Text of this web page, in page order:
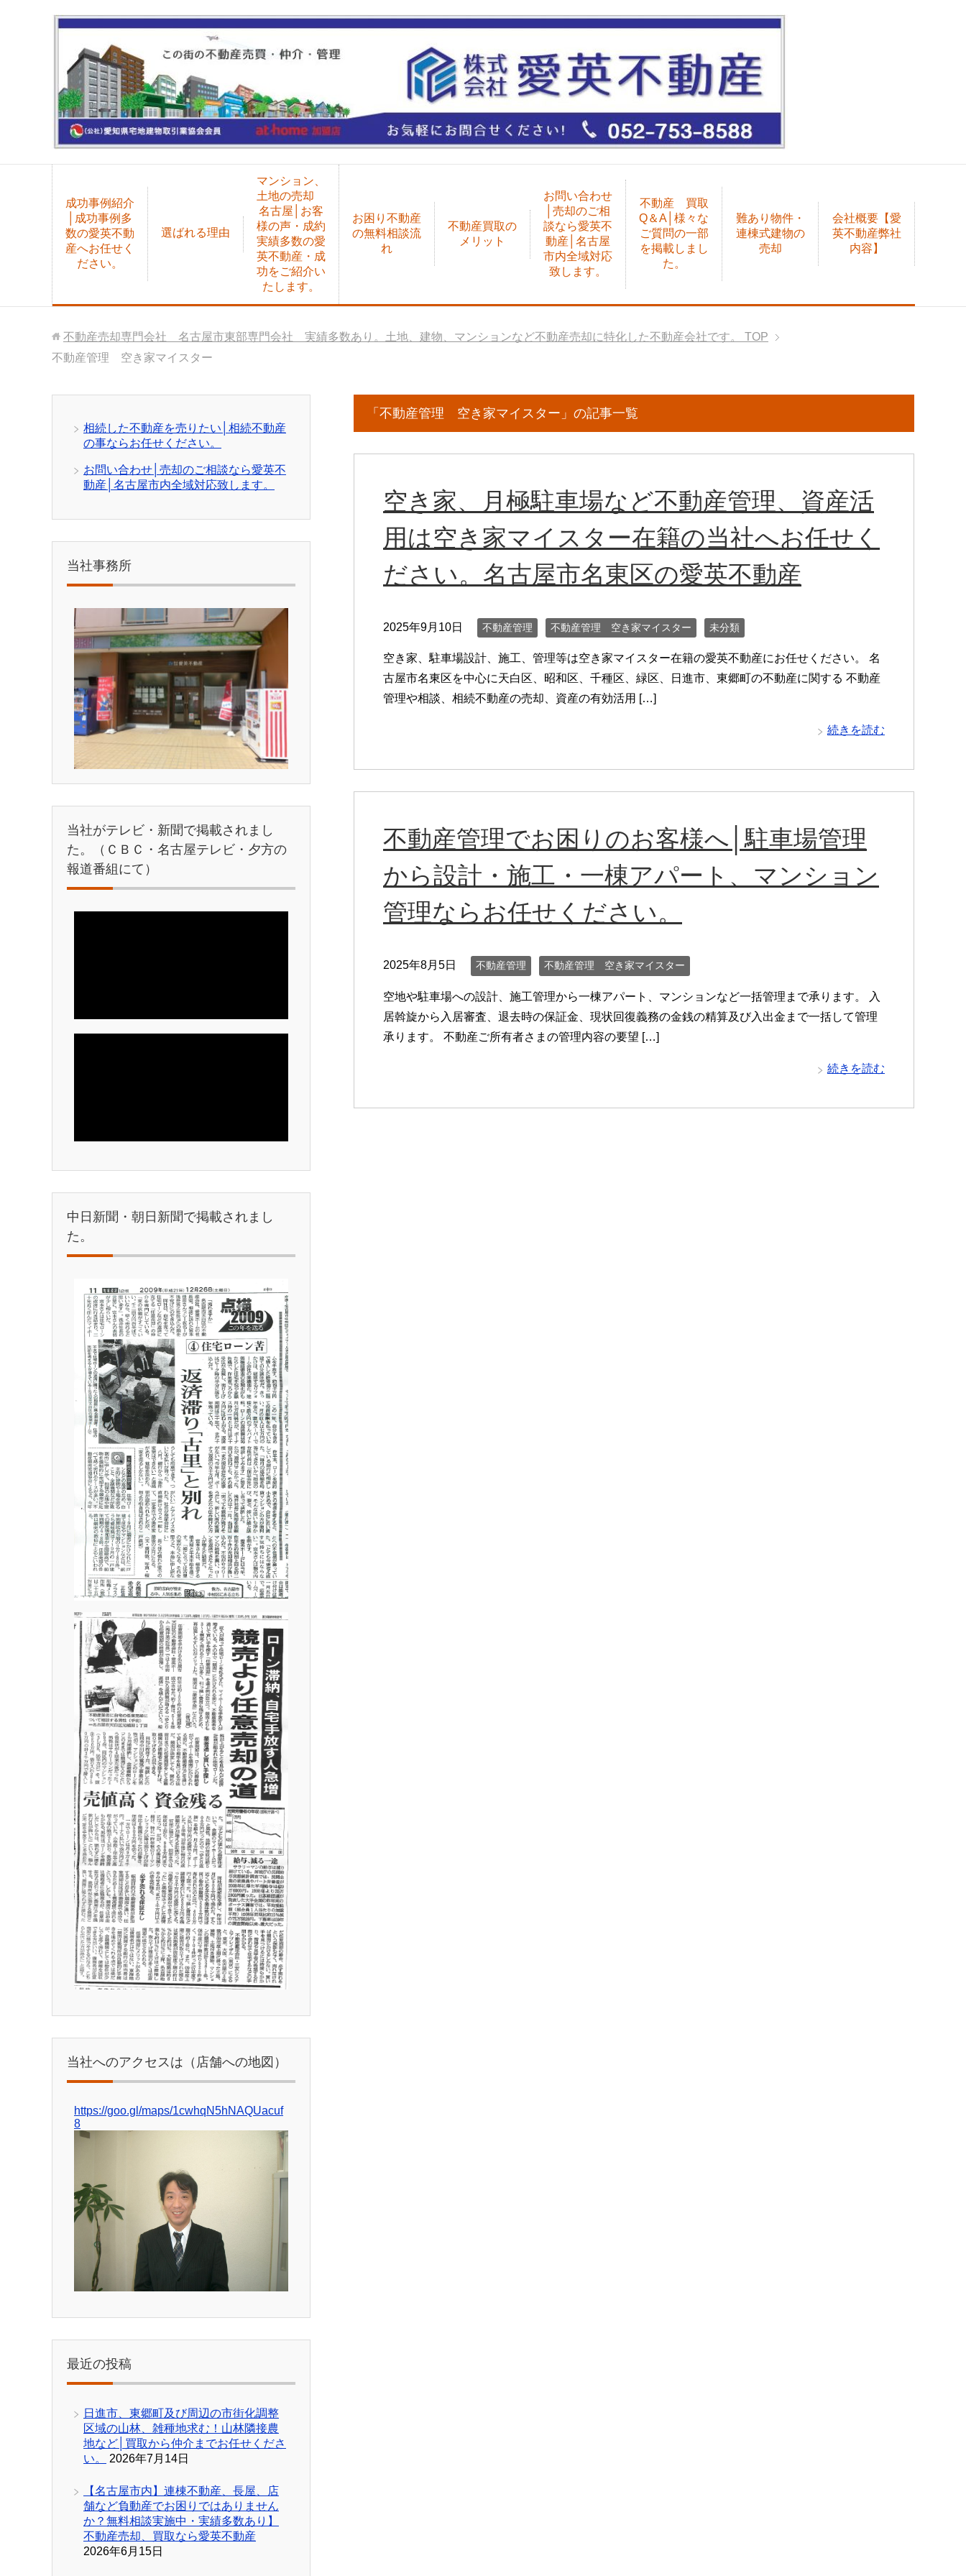
成功事例紹介
│成功事例多
数の愛英不動
産へお任せく
ださい。
選ばれる理由
マンション、
土地の売却
名古屋│お客
様の声・成約
実績多数の愛
英不動産・成
功をご紹介い
たします。
お困り不動産
の無料相談流
れ
不動産買取の
メリット
お問い合わせ
│売却のご相
談なら愛英不
動産│名古屋
市内全域対応
致します。
不動産 買取
Q＆A│様々な
ご質問の一部
を掲載しまし
た。
難あり物件・
連棟式建物の
売却
会社概要【愛
英不動産弊社
内容】
不動産売却専門会社 名古屋市東部専門会社 実績多数あり。土地、建物、マンションなど不動産売却に特化した不動産会社です。
TOP
不動産管理 空き家マイスター
「不動産管理 空き家マイスター」の記事一覧
空き家、月極駐車場など不動産管理、資産活
用は空き家マイスター在籍の当社へお任せく
ださい。名古屋市名東区の愛英不動産
2025年9月10日 不動産管理 不動産管理 空き家マイスター 未分類
空き家、駐車場設計、施工、管理等は空き家マイスター在籍の愛英不動産にお任せください。 名
古屋市名東区を中心に天白区、昭和区、千種区、緑区、日進市、東郷町の不動産に関する 不動産
管理や相談、相続不動産の売却、資産の有効活用 […]
続きを読む
不動産管理でお困りのお客様へ│駐車場管理
から設計・施工・一棟アパート、マンション
管理ならお任せください。
2025年8月5日 不動産管理 不動産管理 空き家マイスター
空地や駐車場への設計、施工管理から一棟アパート、マンションなど一括管理まで承ります。 入
居斡旋から入居審査、退去時の保証金、現状回復義務の金銭の精算及び入出金まで一括して管理
承ります。 不動産ご所有者さまの管理内容の要望 […]
続きを読む
相続した不動産を売りたい│相続不動産
の事ならお任せください。
お問い合わせ│売却のご相談なら愛英不
動産│名古屋市内全域対応致します。
当社事務所
当社がテレビ・新聞で掲載されまし
た。（ＣＢＣ・名古屋テレビ・夕方の
報道番組にて）
中日新聞・朝日新聞で掲載されまし
た。
当社へのアクセスは（店舗への地図）
https://goo.gl/maps/1cwhqN5hNAQUacuf
8
最近の投稿
日進市、東郷町及び周辺の市街化調整
区域の山林、雑種地求む！山林隣接農
地など│買取から仲介までお任せくださ
い。
2026年7月14日
【名古屋市内】連棟不動産、長屋、店
舗など負動産でお困りではありません
か？無料相談実施中・実績多数あり】
不動産売却、買取なら愛英不動産
2026年6月15日